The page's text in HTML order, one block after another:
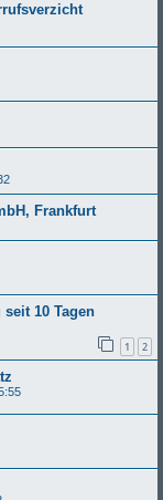
Frankfurt
10 Tagen
1 2